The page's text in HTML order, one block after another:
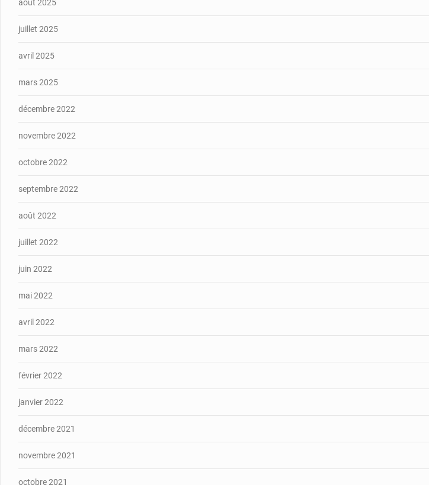
août 2025
juillet 2025
avril 2025
mars 2025
décembre 2022
novembre 2022
octobre 2022
septembre 2022
août 2022
juillet 2022
juin 2022
mai 2022
avril 2022
mars 2022
février 2022
janvier 2022
décembre 2021
novembre 2021
octobre 2021